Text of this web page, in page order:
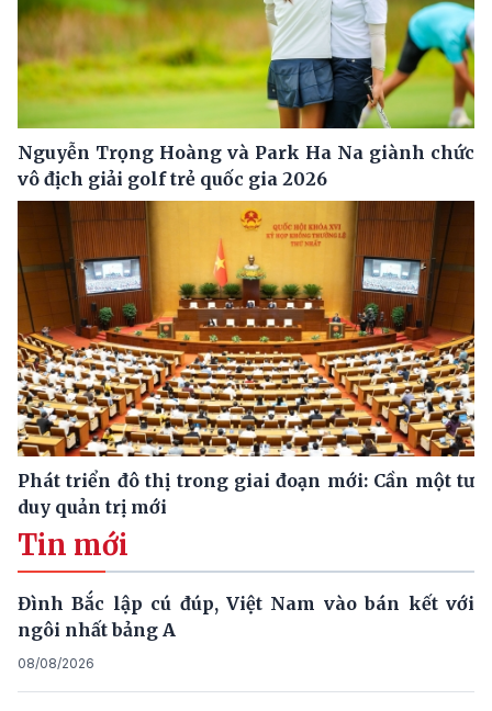
Nguyễn Trọng Hoàng và Park Ha Na giành chức
vô địch giải golf trẻ quốc gia 2026
Phát triển đô thị trong giai đoạn mới: Cần một tư
duy quản trị mới
Tin mới
Đình Bắc lập cú đúp, Việt Nam vào bán kết với
ngôi nhất bảng A
08/08/2026